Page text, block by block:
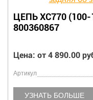
ШТИФТ
Цена: от 4
УЗНАТЬ